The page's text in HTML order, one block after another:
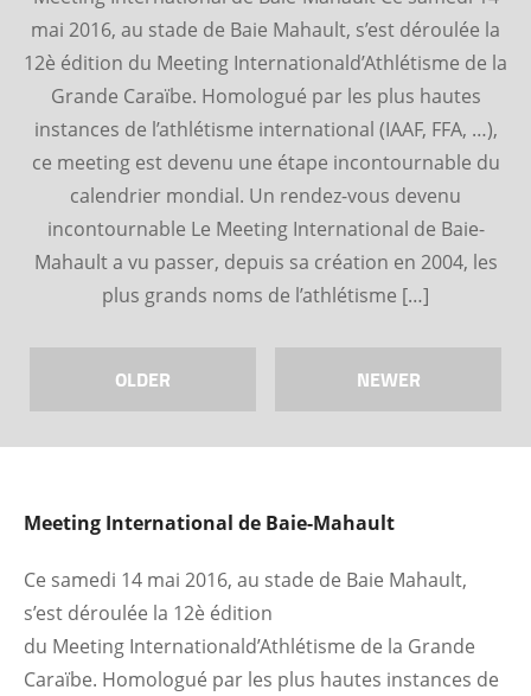
mai 2016, au stade de Baie Mahault, s’est déroulée la
12è édition du Meeting Internationald’Athlétisme de la
Grande Caraïbe. Homologué par les plus hautes
instances de l’athlétisme international (IAAF, FFA, …),
ce meeting est devenu une étape incontournable du
calendrier mondial. Un rendez-vous devenu
incontournable Le Meeting International de Baie-
Mahault a vu passer, depuis sa création en 2004, les
plus grands noms de l’athlétisme […]
OLDER NEWER
Meeting International de Baie-Mahault
Ce samedi 14 mai 2016, au stade de Baie Mahault,
s’est déroulée la 12è édition
du Meeting Internationald’Athlétisme de la Grande
Caraïbe. Homologué par les plus hautes instances de